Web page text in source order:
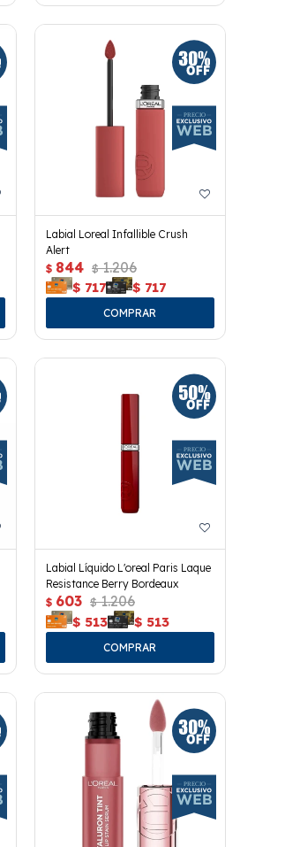
Labial Loreal Infallible Crush
Alert
$ 844 $ 1.206
$ 717 $ 717
Labial Líquido L'oreal Paris Laque
Resistance Berry Bordeaux
$ 603 $ 1.206
$ 513 $ 513